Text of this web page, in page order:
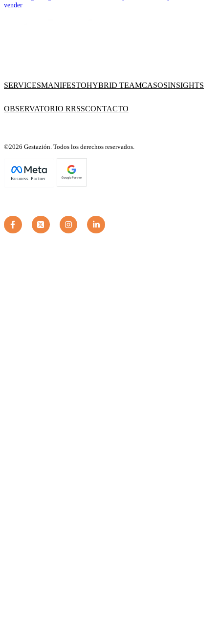
vender
SERVICESMANIFESTOHYBRID TEAMCASOSINSIGHTS
OBSERVATORIO RRSSCONTACTO
©2026 Gestazión. Todos los derechos reservados.